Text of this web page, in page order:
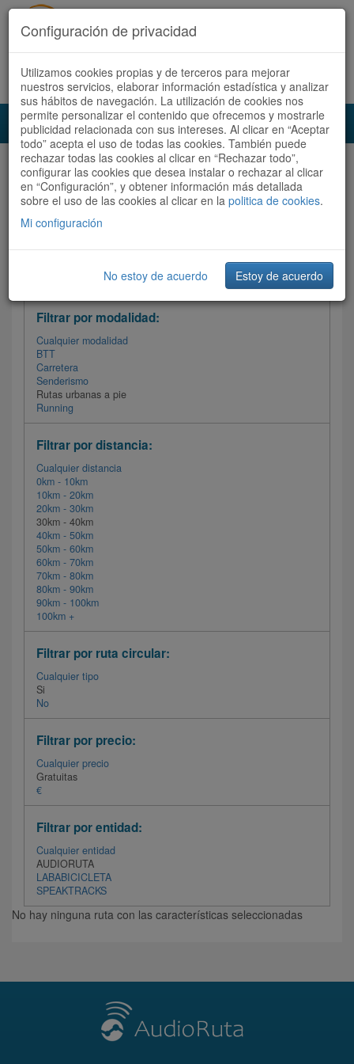
Acceder Registrate ahora Español | Català
Audioruta Todas las rutas
Todas las rutas
Ordenar por: Más recientes /
Filtrar las rutas
Filtrar por modalidad:
Cualquier modalidad
BTT
Carretera
Senderismo
Rutas urbanas a pie
Running
Filtrar por distancia:
Cualquier distancia
0km - 10km
10km - 20km
20km - 30km
30km - 40km
40km - 50km
50km - 60km
60km - 70km
70km - 80km
80km - 90km
90km - 100km
100km +
Filtrar por ruta circular:
Cualquier tipo
Si
No
Filtrar por precio:
Cualquier precio
Gratuitas
€
Filtrar por entidad:
Cualquier entidad
AUDIORUTA
LABABICICLETA
SPEAKTRACKS
No hay ninguna ruta con las características seleccionadas
Configuración de privacidad
Utilizamos cookies propias y de terceros para mejorar
nuestros servicios, elaborar información estadística y analizar
sus hábitos de navegación. La utilización de cookies nos
permite personalizar el contenido que ofrecemos y mostrarle
publicidad relacionada con sus intereses. Al clicar en “Aceptar
todo” acepta el uso de todas las cookies. También puede
rechazar todas las cookies al clicar en “Rechazar todo”,
configurar las cookies que desea instalar o rechazar al clicar
en “Configuración”, y obtener información más detallada
sobre el uso de las cookies al clicar en la politica de cookies.
Mi configuración
No estoy de acuerdo Estoy de acuerdo